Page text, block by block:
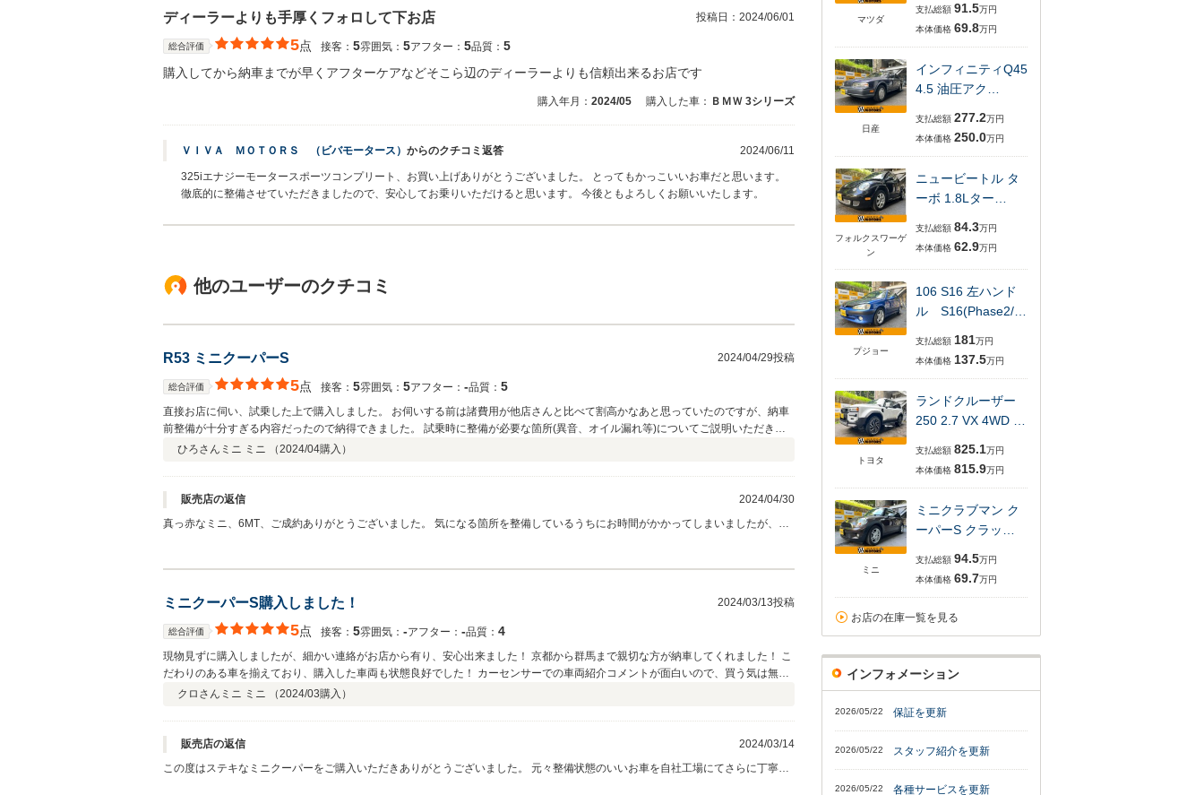
ディーラーよりも手厚くフォロして下お店 投稿日： 2024/06/01
総合評価 5点 接客： 5雰囲気： 5アフター： 5品質： 5
購入してから納車までが早くアフターケアなどそこら辺のディーラーよりも信頼出来るお店です
購入年月： 2024/05 購入した車： ＢＭＷ 3シリーズ
ＶＩＶＡ ＭＯＴＯＲＳ （ビバモータース） からのクチコミ返答 2024/06/11
325iエナジーモータースポーツコンプリート、お買い上げありがとうございました。 とってもかっこいいお車だと思います。
徹底的に整備させていただきましたので、安心してお乗りいただけると思います。 今後ともよろしくお願いいたします。
他のユーザーのクチコミ
R53 ミニクーパーS 2024/04/29投稿
総合評価 5点 接客： 5雰囲気： 5アフター： ‐品質： 5
直接お店に伺い、試乗した上で購入しました。 お伺いする前は諸費用が他店さんと比べて割高かなあと思っていたのですが、納車
前整備が十分すぎる内容だったので納得できました。 試乗時に整備が必要な箇所(異音、オイル漏れ等)についてご説明いただき、
それらに加えて整備段階で見つかった不良箇所全て直した状態でご納車いただけました。 整備状況のビフォーアフターを写真でお
ひろさん ミニ ミニ （2024/04購入）
販売店の返信
2024/04/30
真っ赤なミニ、6MT、ご成約ありがとうございました。 気になる箇所を整備しているうちにお時間がかかってしまいましたが、快
ミニクーパーS購入しました！ 2024/03/13投稿
総合評価 5点 接客： 5雰囲気： ‐アフター： ‐品質： 4
現物見ずに購入しましたが、細かい連絡がお店から有り、安心出来ました！ 京都から群馬まで親切な方が納車してくれました！ こ
だわりのある車を揃えており、購入した車両も状態良好でした！ カーセンサーでの車両紹介コメントが面白いので、買う気は無く
とも、読むだけでも価値有りです！（社長さん自ら頑張って、紹介コメント夜な夜な入力してるそうです笑） またの機会があれば
クロさん ミニ ミニ （2024/03購入）
販売店の返信
2024/03/14
この度はステキなミニクーパーをご購入いただきありがとうございました。 元々整備状態のいいお車を自社工場にてさらに丁寧に
マツダ
支払総額 91.5万円
本体価格 69.8万円
日産
インフィニティQ45
4.5 油圧アク…
支払総額 277.2万円
本体価格 250.0万円
フォルクスワーゲ
ン
ニュービートル タ
ーボ 1.8Lター…
支払総額 84.3万円
本体価格 62.9万円
プジョー
106 S16 左ハンド
ル S16(Phase2/…
支払総額 181万円
本体価格 137.5万円
トヨタ
ランドクルーザー
250 2.7 VX 4WD …
支払総額 825.1万円
本体価格 815.9万円
ミニ
ミニクラブマン ク
ーパーS クラッ…
支払総額 94.5万円
本体価格 69.7万円
お店の在庫一覧を見る
インフォメーション
2026/05/22 保証を更新
2026/05/22 スタッフ紹介を更新
2026/05/22 各種サービスを更新